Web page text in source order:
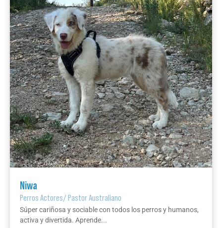
Niwa
Perros Actores/Pastor Australiano
Súper cariñosa y sociable con todos los perros y humanos,
activa y divertida. Aprende...